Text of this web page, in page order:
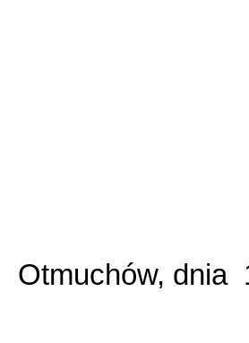
Otmuchów, dnia